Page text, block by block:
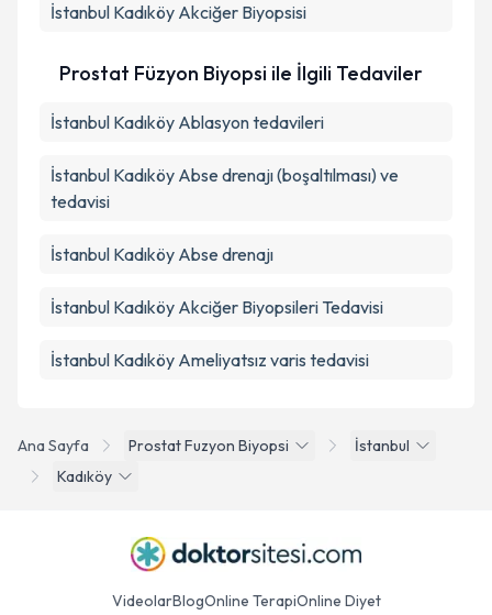
Ana Sayfa Prostat Fuzyon Biyopsi
İstanbul
Kadıköy
İstanbul Kadıköy Akciğer Biyopsisi
Prostat Füzyon Biyopsi ile İlgili Tedaviler
İstanbul Kadıköy Ablasyon tedavileri
İstanbul Kadıköy Abse drenajı (boşaltılması) ve
tedavisi
İstanbul Kadıköy Abse drenajı
İstanbul Kadıköy Akciğer Biyopsileri Tedavisi
İstanbul Kadıköy Ameliyatsız varis tedavisi
VideolarBlogOnline TerapiOnline Diyet